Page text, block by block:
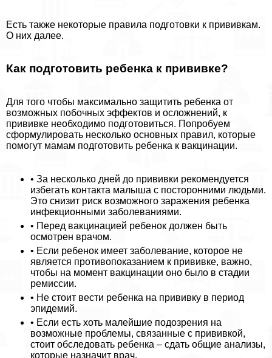
Есть также некоторые правила подготовки к прививкам.
О них далее.
Как подготовить ребенка к прививке?
Для того чтобы максимально защитить ребенка от
возможных побочных эффектов и осложнений, к
прививке необходимо подготовиться. Попробуем
сформулировать несколько основных правил, которые
помогут мамам подготовить ребенка к вакцинации.
• За несколько дней до прививки рекомендуется
избегать контакта малыша с посторонними людьми.
Это снизит риск возможного заражения ребенка
инфекционными заболеваниями.
• Перед вакцинацией ребенок должен быть
осмотрен врачом.
• Если ребенок имеет заболевание, которое не
является противопоказанием к прививке, важно,
чтобы на момент вакцинации оно было в стадии
ремиссии.
• Не стоит вести ребенка на прививку в период
эпидемий.
• Если есть хоть малейшие подозрения на
возможные проблемы, связанные с прививкой,
стоит обследовать ребенка – сдать общие анализы,
которые назначит врач.